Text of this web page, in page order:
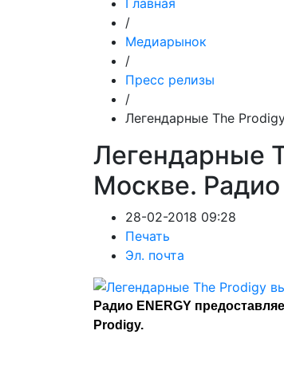
Главная
/
Медиарынок
/
Пресс релизы
/
Легендарные The
Легендарные
Москве. Радио
28-02-2018 09:28
Печать
Эл. почта
Радио ENERGY
Prodigy.